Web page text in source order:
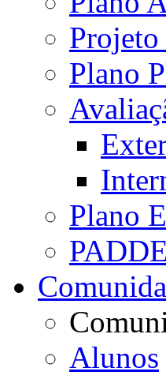
Plano
Plano
Alunos